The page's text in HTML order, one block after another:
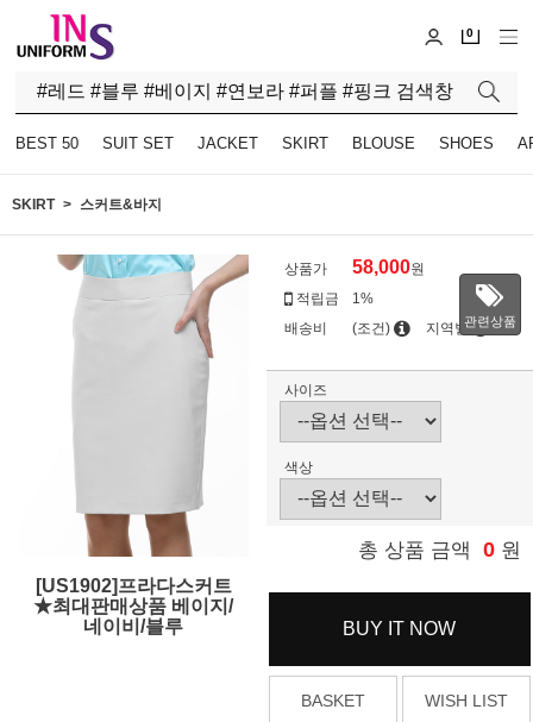
0
BEST 50 SUIT SET JACKET SKIRT BLOUSE SHOES
SKIRT 스커트&바지
[US1902]프라다스커트
★최대판매상품 베이지/
네이비/블루
상품가 58,000원
적립금
1%
배송비
(조건) 지역별관련상품
사이즈
색상
총 상품 금액 0 원
BUY IT NOW
BASKET WISH LIST